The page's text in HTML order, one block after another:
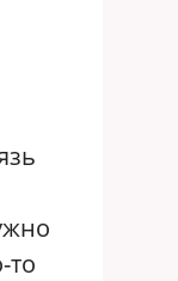
то